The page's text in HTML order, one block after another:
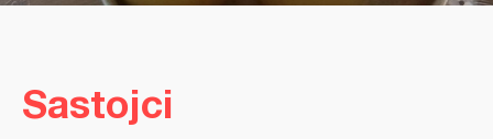
Sastojci